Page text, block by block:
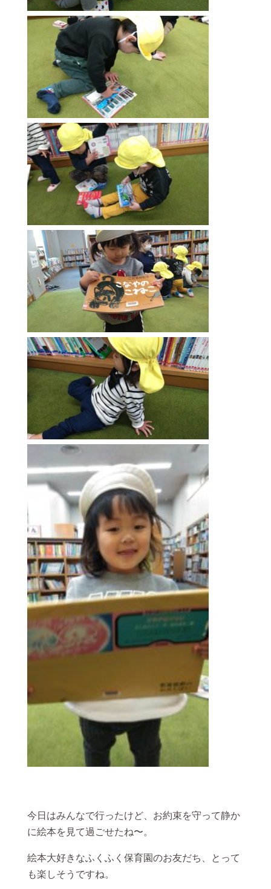
今日はみんなで行ったけど、お約束を守って静か
に絵本を見て過ごせたね〜。
絵本大好きなふくふく保育園のお友だち、とって
も楽しそうですね。